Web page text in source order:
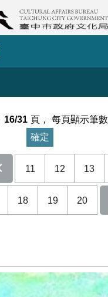
16/31 頁， 每頁顯示筆數
11 12 13
18 19 20